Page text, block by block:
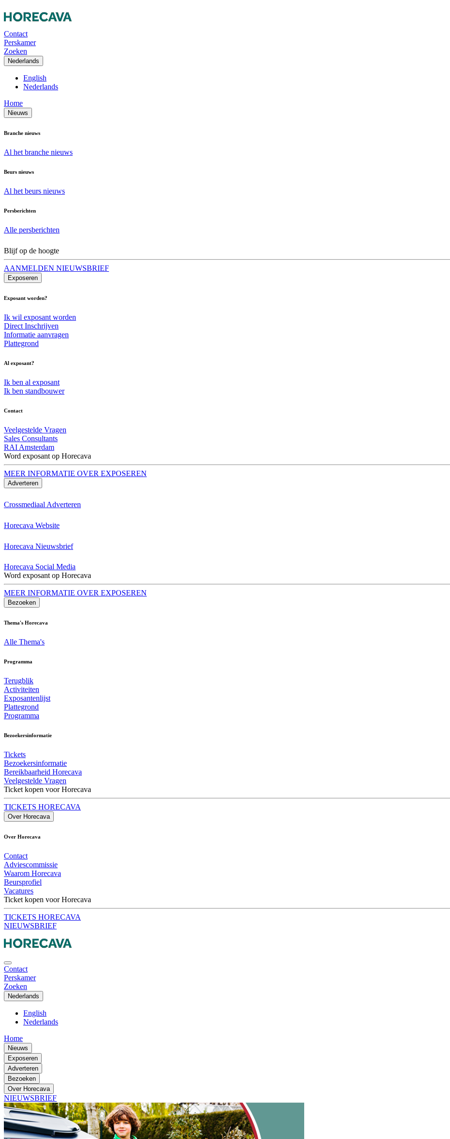
Contact
Perskamer
Zoeken
Nederlands
English
Nederlands
Home
Nieuws
Branche nieuws
Al het branche nieuws
Beurs nieuws
Al het beurs nieuws
Persberichten
Alle persberichten
Blijf op de hoogte
AANMELDEN NIEUWSBRIEF
Exposeren
Exposant worden?
Ik wil exposant worden
Direct Inschrijven
Informatie aanvragen
Plattegrond
Al exposant?
Ik ben al exposant
Ik ben standbouwer
Contact
Veelgestelde Vragen
Sales Consultants
RAI Amsterdam
Word exposant op Horecava
MEER INFORMATIE OVER EXPOSEREN
Adverteren
Crossmediaal Adverteren
Horecava Website
Horecava Nieuwsbrief
Horecava Social Media
Word exposant op Horecava
MEER INFORMATIE OVER EXPOSEREN
Bezoeken
Thema's Horecava
Alle Thema's
Programma
Terugblik
Activiteiten
Exposantenlijst
Plattegrond
Programma
Bezoekersinformatie
Tickets
Bezoekersinformatie
Bereikbaarheid Horecava
Veelgestelde Vragen
Ticket kopen voor Horecava
TICKETS HORECAVA
Over Horecava
Over Horecava
Contact
Adviescommissie
Waarom Horecava
Beursprofiel
Vacatures
Ticket kopen voor Horecava
TICKETS HORECAVA
NIEUWSBRIEF
Contact
Perskamer
Zoeken
Nederlands
English
Nederlands
Home
Nieuws
Exposeren
Adverteren
Bezoeken
Over Horecava
NIEUWSBRIEF